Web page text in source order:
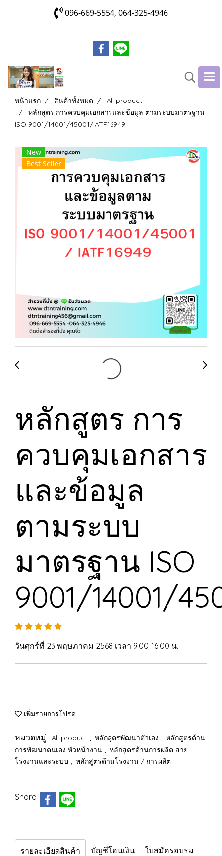
096-669-5554, 064-325-4946
หน้าแรก สินค้าทั้งหมด
All product
หลักสูตร การควบคุมเอกสารและข้อมูล ตามระบบมาตรฐาน
ISO 9001/14001/45001/IATF16949
New
Best Seller
หลักสูตร การ
ควบคุมเอกสาร
และข้อมูล
ตามระบบ
มาตรฐาน ISO
9001/14001/
วันศุกร์ที่ 23 พฤษภาคม 2568 เวลา 9.00-16.00 น.
เพิ่มรายการโปรด
หมวดหมู่ : All product , หลักสูตรพัฒนาตัวเอง , หลักสูตรด้าน
การพัฒนาตนเอง หัวหน้างาน , หลักสูตรด้านการผลิต สาย
โรงงานและระบบ , หลักสูตรด้านโรงงาน / การผลิต
Share
รายละเอียดสินค้า บัญชีโอนเงิน ใบสมัครอบรม